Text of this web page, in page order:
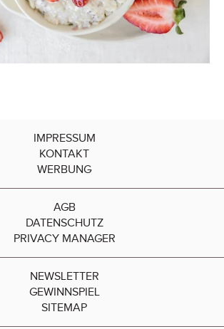
IMPRESSUM
KONTAKT
WERBUNG
AGB
DATENSCHUTZ
PRIVACY MANAGER
NEWSLETTER
GEWINNSPIEL
SITEMAP